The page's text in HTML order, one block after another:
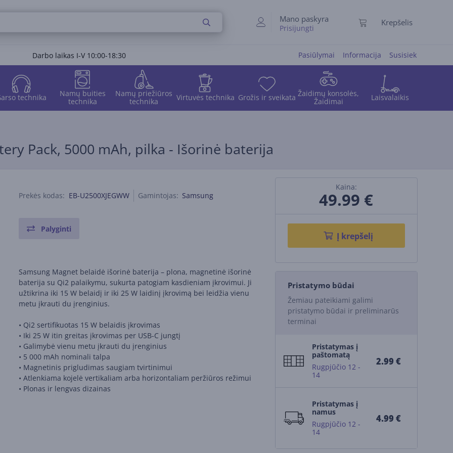
Mano paskyra
Prisijungti
Krepšelis
Darbo laikas I-V 10:00-18:30 Pasiūlymai Informacija Susisiek
technika
Namų buities
technika
Namų priežiūros
technika
Virtuvės technika Grožis ir sveikata Žaidimų konsolės,
Žaidimai
Laisvalaikis
Pack, 5000 mAh, pilka - Išorinė baterija
Prekės kodas: EB-U2500XJEGWW Gamintojas: Samsung
Palyginti
Samsung Magnet belaidė išorinė baterija – plona, magnetinė išorinė
baterija su Qi2 palaikymu, sukurta patogiam kasdieniam įkrovimui. Ji
užtikrina iki 15 W belaidį ir iki 25 W laidinį įkrovimą bei leidžia vienu
metu įkrauti du įrenginius.
• Qi2 sertifikuotas 15 W belaidis įkrovimas
• Iki 25 W itin greitas įkrovimas per USB-C jungtį
• Galimybė vienu metu įkrauti du įrenginius
• 5 000 mAh nominali talpa
• Magnetinis prigludimas saugiam tvirtinimui
• Atlenkiama kojelė vertikaliam arba horizontaliam peržiūros režimui
• Plonas ir lengvas dizainas
Kaina:
49.99 €
Į krepšelį
Pristatymo būdai
Žemiau pateikiami galimi
pristatymo būdai ir preliminarūs
terminai
Pristatymas į
paštomatą
Rugpjūčio 12 -
14
2.99 €
Pristatymas į
namus
Rugpjūčio 12 -
14
4.99 €